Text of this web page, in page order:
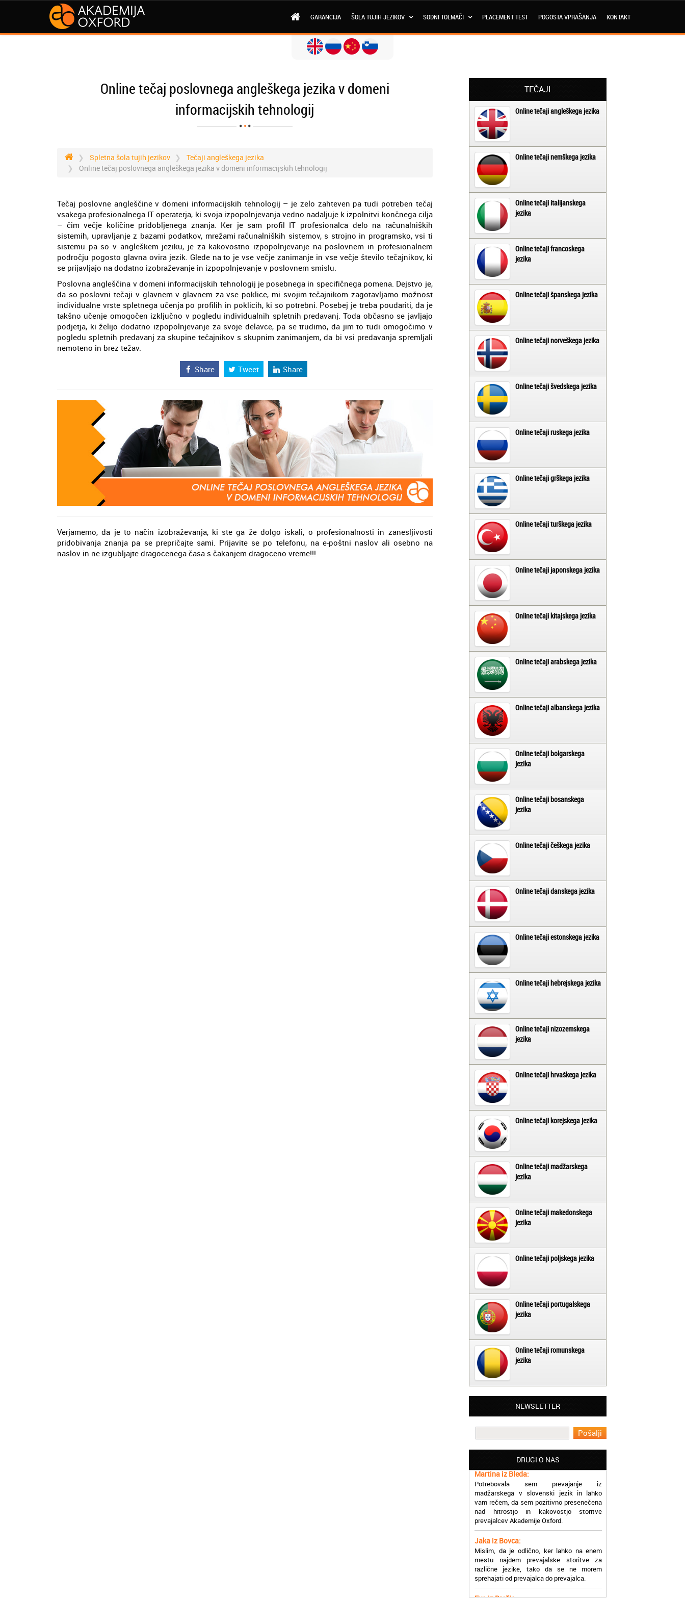
GARANCIJA ŠOLA TUJIH JEZIKOV SODNI TOLMAČI PLACEMENT TEST POGOSTA VPRAŠANJA KONTAKT
Online tečaj poslovnega angleškega jezika v domeni
informacijskih tehnologij
Spletna šola tujih jezikov
Tečaji angleškega jezika
Online tečaj poslovnega angleškega jezika v domeni informacijskih tehnologij
Tečaj poslovne angleščine v domeni informacijskih tehnologij – je zelo zahteven pa tudi potreben tečaj
vsakega profesionalnega IT operaterja, ki svoja izpopolnjevanja vedno nadaljuje k izpolnitvi končnega cilja
– čim večje količine pridobljenega znanja. Ker je sam profil IT profesionalca delo na računalniških
sistemih, upravljanje z bazami podatkov, mrežami računalniških sistemov, s strojno in programsko, vsi ti
sistemu pa so v angleškem jeziku, je za kakovostno izpopolnjevanje na poslovnem in profesionalnem
področju pogosto glavna ovira jezik. Glede na to je vse večje zanimanje in vse večje število tečajnikov, ki
se prijavljajo na dodatno izobraževanje in izpopolnjevanje v poslovnem smislu.
Poslovna angleščina v domeni informacijskih tehnologij je posebnega in specifičnega pomena. Dejstvo je,
da so poslovni tečaji v glavnem v glavnem za vse poklice, mi svojim tečajnikom zagotavljamo možnost
individualne vrste spletnega učenja po profilih in poklicih, ki so potrebni. Posebej je treba poudariti, da je
takšno učenje omogočen izključno v pogledu individualnih spletnih predavanj. Toda občasno se javljajo
podjetja, ki želijo dodatno izpopolnjevanje za svoje delavce, pa se trudimo, da jim to tudi omogočimo v
pogledu spletnih predavanj za skupine tečajnikov s skupnim zanimanjem, da bi vsi predavanja spremljali
nemoteno in brez težav.
Share Tweet Share
Verjamemo, da je to način izobraževanja, ki ste ga že dolgo iskali, o profesionalnosti in zanesljivosti
pridobivanja znanja pa se prepričajte sami. Prijavite se po telefonu, na e-poštni naslov ali osebno na
naslov in ne izgubljajte dragocenega časa s čakanjem dragoceno vreme!!!
TEČAJI
Online tečaji angleškega jezika
Online tečaji nemškega jezika
Online tečaji italijanskega
jezika
Online tečaji francoskega
jezika
Online tečaji španskega jezika
Online tečaji norveškega jezika
Online tečaji švedskega jezika
Online tečaji ruskega jezika
Online tečaji grškega jezika
Online tečaji turškega jezika
Online tečaji japonskega jezika
Online tečaji kitajskega jezika
Online tečaji arabskega jezika
Online tečaji albanskega jezika
Online tečaji bolgarskega
jezika
Online tečaji bosanskega
jezika
Online tečaji češkega jezika
Online tečaji danskega jezika
Online tečaji estonskega jezika
Online tečaji hebrejskega jezika
Online tečaji nizozemskega
jezika
Online tečaji hrvaškega jezika
Online tečaji korejskega jezika
Online tečaji madžarskega
jezika
Online tečaji makedonskega
jezika
Online tečaji poljskega jezika
Online tečaji portugalskega
jezika
Online tečaji romunskega
jezika
NEWSLETTER
DRUGI O NAS
Matjaž iz Ajdovščine:
Lahko pohvalim vse zaposlene v Akademiji
prevajalske storitve opravljajo hitro in
učinkoviti.
Martina iz Bleda:
Potrebovala sem prevajanje iz
madžarskega v slovenski jezik in lahko
vam rečem, da sem pozitivno presenečena
nad hitrostjo in kakovostjo storitve
prevajalcev Akademije Oxford.
Jaka iz Bovca:
Mislim, da je odlično, ker lahko na enem
mestu najdem prevajalske storitve za
različne jezike, tako da se ne morem
sprehajati od prevajalca do prevajalca.
Eva iz Brežic:
Nujno sem potrebovala prevod v francoski